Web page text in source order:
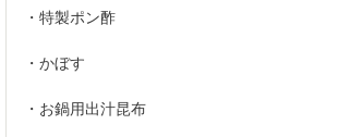
・特製ポン酢
・かぼす
・お鍋用出汁昆布